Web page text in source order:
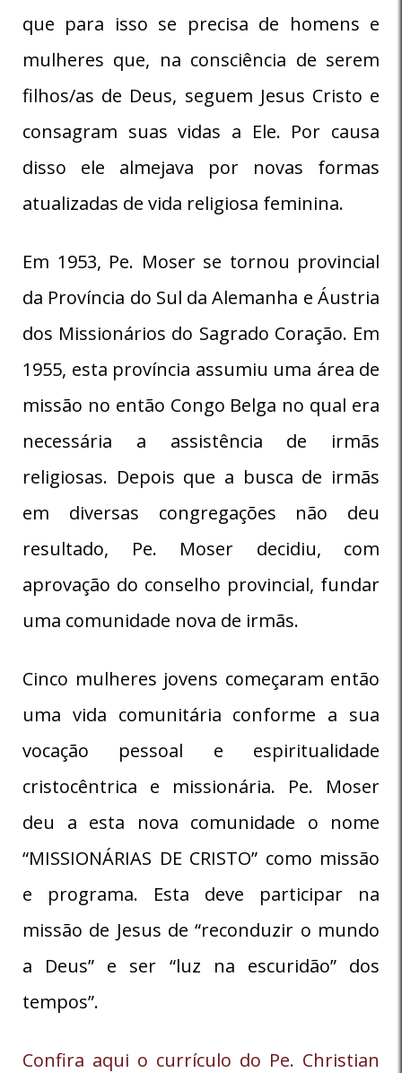
que para isso se precisa de homens e
mulheres que, na consciência de serem
filhos/as de Deus, seguem Jesus Cristo e
consagram suas vidas a Ele. Por causa
disso ele almejava por novas formas
atualizadas de vida religiosa feminina.
Em 1953, Pe. Moser se tornou provincial
da Província do Sul da Alemanha e Áustria
dos Missionários do Sagrado Coração. Em
1955, esta província assumiu uma área de
missão no então Congo Belga no qual era
necessária a assistência de irmãs
religiosas. Depois que a busca de irmãs
em diversas congregações não deu
resultado, Pe. Moser decidiu, com
aprovação do conselho provincial, fundar
uma comunidade nova de irmãs.
Cinco mulheres jovens começaram então
uma vida comunitária conforme a sua
vocação pessoal e espiritualidade
cristocêntrica e missionária. Pe. Moser
deu a esta nova comunidade o nome
“MISSIONÁRIAS DE CRISTO” como missão
e programa. Esta deve participar na
missão de Jesus de “reconduzir o mundo
a Deus” e ser “luz na escuridão” dos
tempos”.
Confira aqui o currículo do Pe. Christian